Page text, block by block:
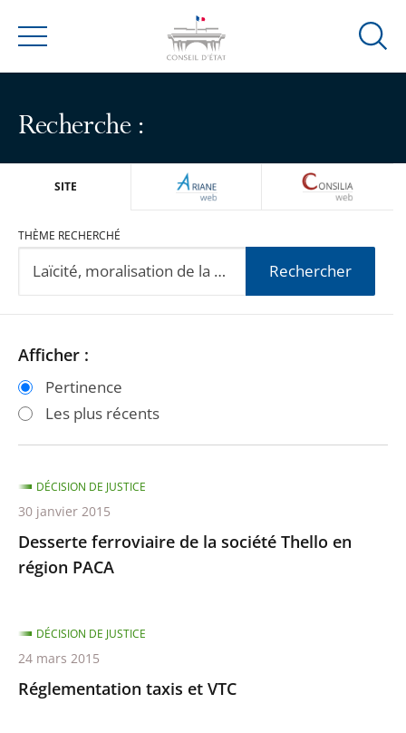
Menu
Ouvrir
Recherche :
SITE ARIANEWEB
THÈME RECHERCHÉ
Rechercher
Passer
les
filtres
après
Passer
les
filtres
avant
Afficher :
Pertinence
Les plus récents
Desserte ferroviaire de la société Thello en
région PACA
DÉCISION DE JUSTICE
30 janvier 2015
Réglementation taxis et VTC
DÉCISION DE JUSTICE
24 mars 2015